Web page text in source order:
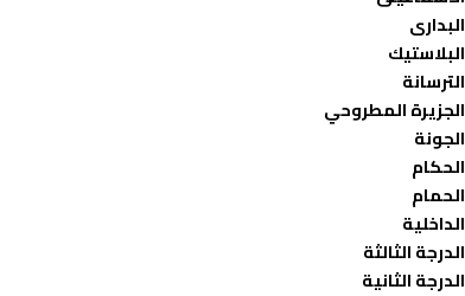
البدارى
البلاستيك
الترسانة
الجزيرة المطروحي
الجونة
الحكام
الحمام
الداخلية
الدرجة الثالثة
الدرجة الثانية